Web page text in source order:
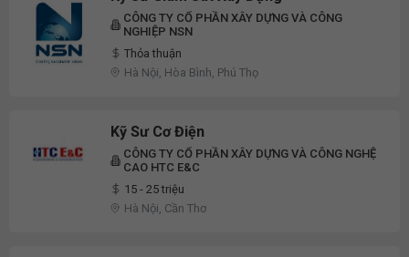
CÔNG TY CỔ PHẦN XÂY DỰNG VÀ CÔNG
NGHIỆP NSN
Thỏa thuận
Hà Nội, Hòa Bình, Phú Thọ
Kỹ Sư Cơ Điện
CÔNG TY CỔ PHẦN XÂY DỰNG VÀ CÔNG NGHỆ
CAO HTC E&C
15 - 25 triệu
Hà Nội, Cần Thơ